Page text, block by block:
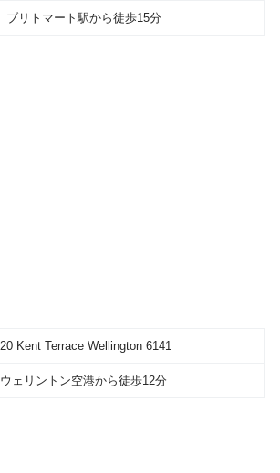
ブリトマート駅から徒歩15分
20 Kent Terrace Wellington 6141
ウェリントン空港から徒歩12分